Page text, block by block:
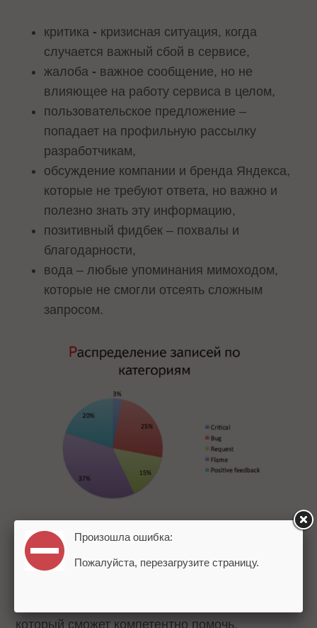
критика - кризисная ситуация, когда
случается важный сбой в сервисе,
жалоба - важное сообщение, но не
влияющее на работу сервиса в целом,
пользовательское предложение –
попадает на профильную рассылку
разработчикам,
обсуждение компании и бренда Яндекса,
которые не требуют ответа, но важно и
полезно знать эту информацию,
позитивный фидбек – похвалы и
благодарности,
вода – любые упоминания мимоходом,
которые не смогли отсеять сложным
запросом.
Если специалист службы мониторинга не
может сам ответить на сообщение
который сможет компетентно помочь.
Произошла ошибка:
Пожалуйста, перезагрузите страницу.